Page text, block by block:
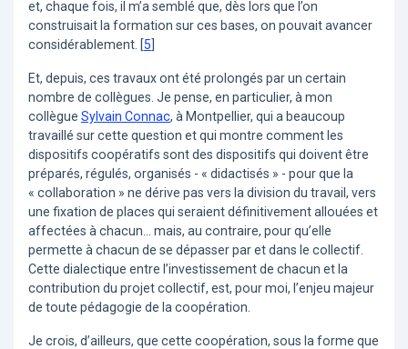
et, chaque fois, il m’a semblé que, dès lors que l’on
construisait la formation sur ces bases, on pouvait avancer
considérablement. [5
Et, depuis, ces travaux ont été prolongés par un certain
nombre de collègues. Je pense, en particulier, à mon
collègue Sylvain Connac, à Montpellier, qui a beaucoup
travaillé sur cette question et qui montre comment les
dispositifs coopératifs sont des dispositifs qui doivent être
préparés, régulés, organisés - « didactisés » - pour que la
« collaboration » ne dérive pas vers la division du travail, vers
une fixation de places qui seraient définitivement allouées et
affectées à chacun... mais, au contraire, pour qu’elle
permette à chacun de se dépasser par et dans le collectif.
Cette dialectique entre l’investissement de chacun et la
contribution du projet collectif, est, pour moi, l’enjeu majeur
de toute pédagogie de la coopération.
Je crois, d’ailleurs, que cette coopération, sous la forme que